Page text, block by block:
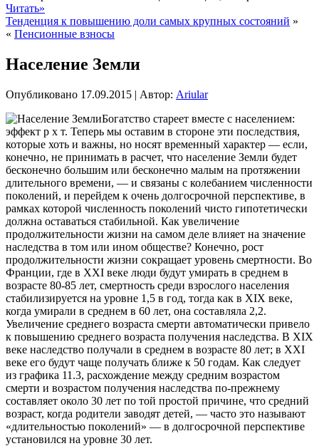
Читать»
Тенденция к повышению доли самых крупных состояний »
« Пенсионные взносы
Население Земли
Опубликовано 17.09.2015 | Автор: Ariular
Богатство стареет вместе с населением:
эффект р х т. Теперь мы оставим в стороне эти последствия,
которые хоть и важны, но носят временный характер — если,
конечно, не принимать в расчет, что население Земли будет
бесконечно большим или бесконечно малым на протяжении
длительного времени, — и связаны с колебанием численности
поколений, и перейдем к очень долгосрочной перспективе, в
рамках которой численность поколений чисто гипотетически
должна оставаться стабильной. Как увеличение
продолжительности жизни на самом деле влияет на значение
наследства в том или ином обществе? Конечно, рост
продолжительности жизни сокращает уровень смертности. Во
Франции, где в XXI веке люди будут умирать в среднем в
возрасте 80-85 лет, смертность среди взрослого населения
стабилизируется на уровне 1,5 в год, тогда как в XIX веке,
когда умирали в среднем в 60 лет, она составляла 2,2.
Увеличение среднего возраста смерти автоматически привело
к повышению среднего возраста получения наследства. В XIX
веке наследство получали в среднем в возрасте 80 лет; в XXI
веке его будут чаще получать ближе к 50 годам. Как следует
из графика 11.3, расхождение между средним возрастом
смерти и возрастом получения наследства по-прежнему
составляет около 30 лет по той простой причине, что средний
возраст, когда родители заводят детей, — часто это называют
«длительностью поколений» — в долгосрочной перспективе
установился на уровне 30 лет.